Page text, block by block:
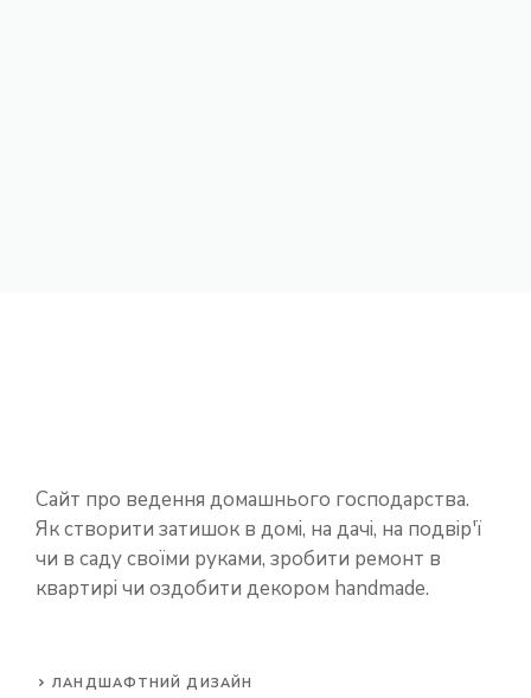
Сайт про ведення домашнього господарства.
Як створити затишок в домі, на дачі, на подвір'ї
чи в саду своїми руками, зробити ремонт в
квартирі чи оздобити декором handmade.
ЛАНДШАФТНИЙ ДИЗАЙН